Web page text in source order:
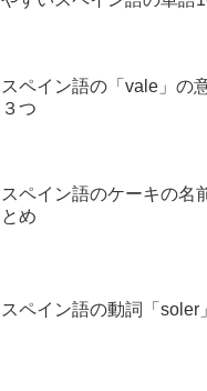
スペイン語の「vale」の
３つ
スペイン語のケーキの名
とめ
スペイン語の動詞「soler